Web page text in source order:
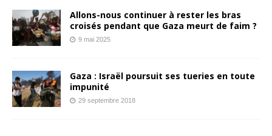
Allons-nous continuer à rester les bras
croisés pendant que Gaza meurt de faim ?
9 mai 2025
Gaza : Israël poursuit ses tueries en toute
impunité
29 septembre 2018